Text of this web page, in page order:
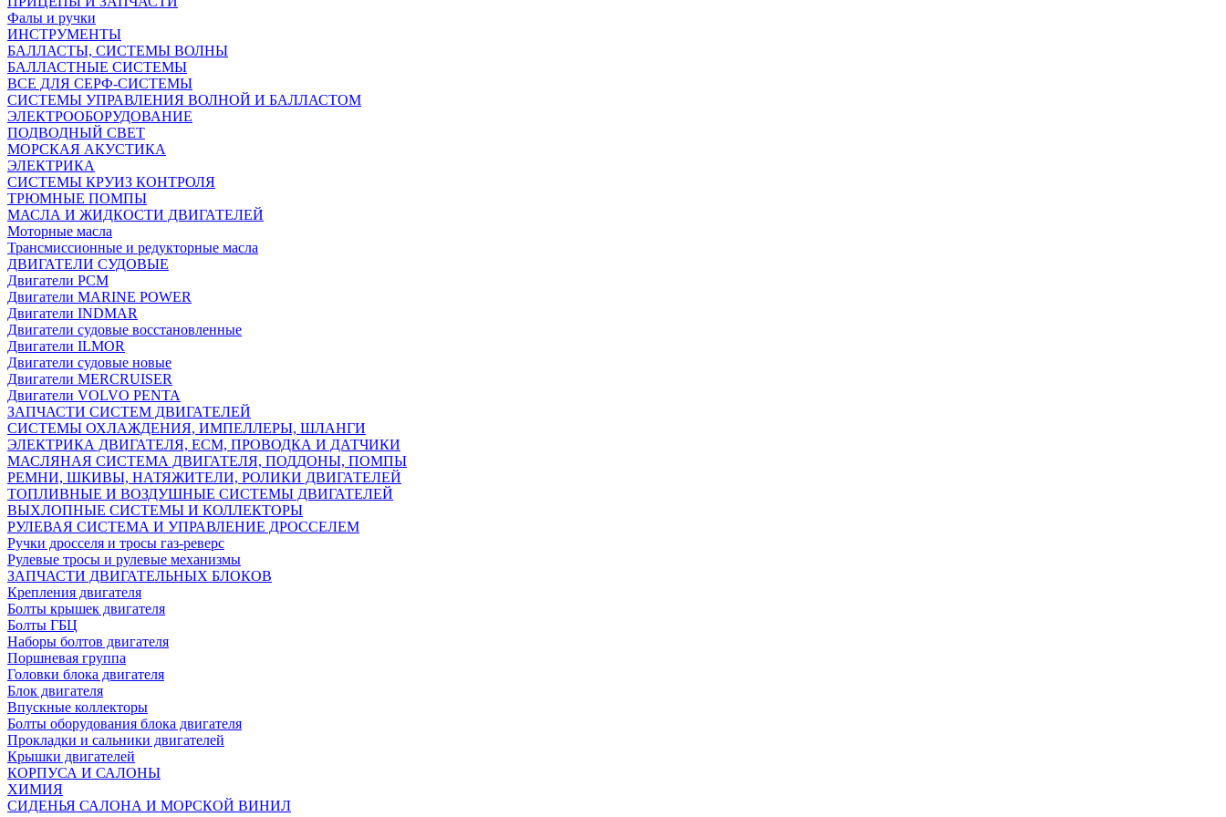
Фалы и ручки
ИНСТРУМЕНТЫ
БАЛЛАСТЫ, СИСТЕМЫ ВОЛНЫ
БАЛЛАСТНЫЕ СИСТЕМЫ
ВСЕ ДЛЯ СЕРФ-СИСТЕМЫ
СИСТЕМЫ УПРАВЛЕНИЯ ВОЛНОЙ И БАЛЛАСТОМ
ЭЛЕКТРООБОРУДОВАНИЕ
ПОДВОДНЫЙ СВЕТ
МОРСКАЯ АКУСТИКА
ЭЛЕКТРИКА
СИСТЕМЫ КРУИЗ КОНТРОЛЯ
ТРЮМНЫЕ ПОМПЫ
МАСЛА И ЖИДКОСТИ ДВИГАТЕЛЕЙ
Моторные масла
Трансмиссионные и редукторные масла
ДВИГАТЕЛИ СУДОВЫЕ
Двигатели PCM
Двигатели MARINE POWER
Двигатели INDMAR
Двигатели судовые восстановленные
Двигатели ILMOR
Двигатели судовые новые
Двигатели MERCRUISER
Двигатели VOLVO PENTA
ЗАПЧАСТИ СИСТЕМ ДВИГАТЕЛЕЙ
СИСТЕМЫ ОХЛАЖДЕНИЯ, ИМПЕЛЛЕРЫ, ШЛАНГИ
ЭЛЕКТРИКА ДВИГАТЕЛЯ, ECM, ПРОВОДКА И ДАТЧИКИ
МАСЛЯНАЯ СИСТЕМА ДВИГАТЕЛЯ, ПОДДОНЫ, ПОМПЫ
РЕМНИ, ШКИВЫ, НАТЯЖИТЕЛИ, РОЛИКИ ДВИГАТЕЛЕЙ
ТОПЛИВНЫЕ И ВОЗДУШНЫЕ СИСТЕМЫ ДВИГАТЕЛЕЙ
ВЫХЛОПНЫЕ СИСТЕМЫ И КОЛЛЕКТОРЫ
РУЛЕВАЯ СИСТЕМА И УПРАВЛЕНИЕ ДРОССЕЛЕМ
Ручки дросселя и тросы газ-реверс
Рулевые тросы и рулевые механизмы
ЗАПЧАСТИ ДВИГАТЕЛЬНЫХ БЛОКОВ
Крепления двигателя
Болты крышек двигателя
Болты ГБЦ
Наборы болтов двигателя
Поршневая группа
Головки блока двигателя
Блок двигателя
Впускные коллекторы
Болты оборудования блока двигателя
Прокладки и сальники двигателей
Крышки двигателей
КОРПУСА И САЛОНЫ
ХИМИЯ
СИДЕНЬЯ САЛОНА И МОРСКОЙ ВИНИЛ